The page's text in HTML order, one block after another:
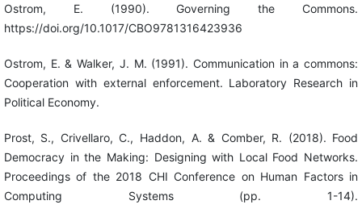
Ostrom, E. (1990). Governing the Commons.
https://doi.org/10.1017/CBO9781316423936
Ostrom, E. & Walker, J. M. (1991). Communication in a commons:
Cooperation with external enforcement. Laboratory Research in
Political Economy.
Prost, S., Crivellaro, C., Haddon, A. & Comber, R. (2018). Food
Democracy in the Making: Designing with Local Food Networks.
Proceedings of the 2018 CHI Conference on Human Factors in
Computing Systems (pp. 1-14).